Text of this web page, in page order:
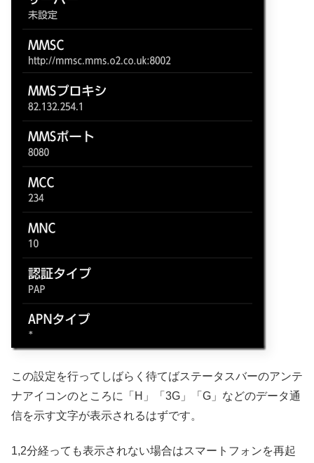
この設定を行ってしばらく待てばステータスバーのアンテ
ナアイコンのところに「H」「3G」「G」などのデータ通
信を示す文字が表示されるはずです。
1,2分経っても表示されない場合はスマートフォンを再起